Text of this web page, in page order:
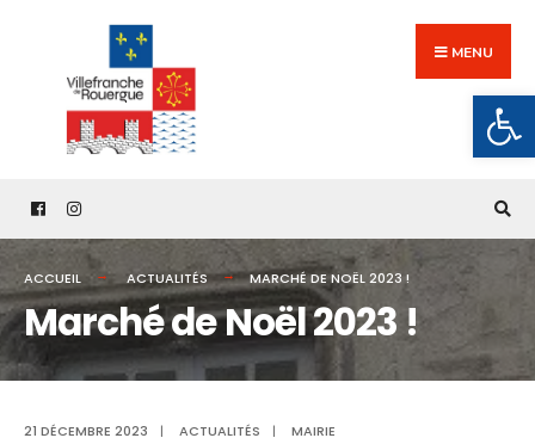
content
MENU
ACCUEIL ACTUALITÉS MARCHÉ DE NOËL 2023 !
Marché de Noël 2023 !
21 DÉCEMBRE 2023 | ACTUALITÉS | MAIRIE